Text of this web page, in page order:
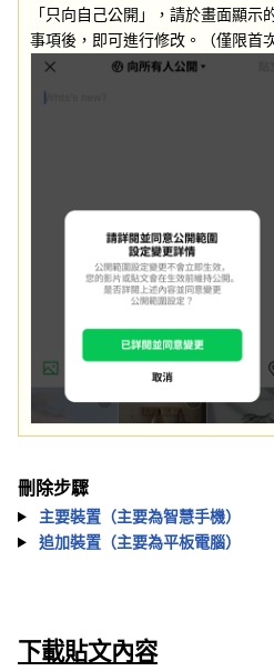
「只向自己公開」，請於畫面顯
事項後，即可進行修改。（僅限首次
刪除步驟
主要裝置（主要為智慧手機）
追加裝置（主要為平板電腦）
下載貼文內容